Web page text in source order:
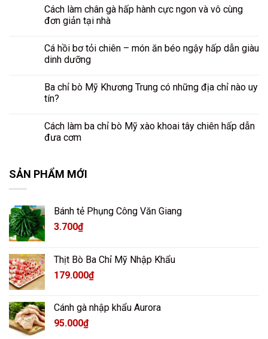
Cách làm chân gà hấp hành cực ngon và vô cùng
đơn giản tại nhà
Cá hồi bơ tỏi chiên – món ăn béo ngậy hấp dẫn giàu
dinh dưỡng
Ba chỉ bò Mỹ Khương Trung có những địa chỉ nào uy
tín?
Cách làm ba chỉ bò Mỹ xào khoai tây chiên hấp dẫn
đưa cơm
SẢN PHẨM MỚI
Bánh tẻ Phụng Công Văn Giang
3.700₫
Thịt Bò Ba Chỉ Mỹ Nhập Khẩu
179.000₫
Cánh gà nhập khẩu Aurora
95.000₫